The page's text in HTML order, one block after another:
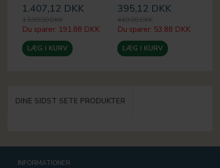
1.407,12 DKK
1.599,00 DKK
Du sparer: 191,88 DKK
LÆG I KURV
395,12 DKK
449,00 DKK
Du sparer: 53,88 DKK
LÆG I KURV
DINE SIDST SETE PRODUKTER
INFORMATIONER